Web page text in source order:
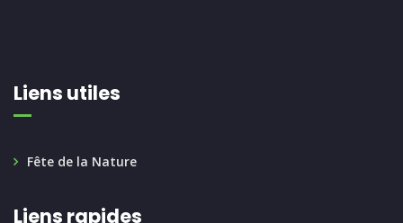
Liens utiles
Fête de la Nature
Liens rapides